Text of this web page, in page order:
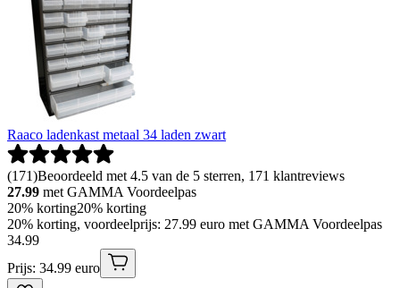
Raaco ladenkast metaal 34 laden zwart
(171)Beoordeeld met 4.5 van de 5 sterren, 171 klantreviews
27.99 met GAMMA Voordeelpas
20% korting20% korting
20% korting, voordeelprijs: 27.99 euro met GAMMA Voordeelpas
34.99
Prijs: 34.99 euro